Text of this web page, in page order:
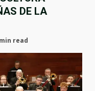
DE LA
read